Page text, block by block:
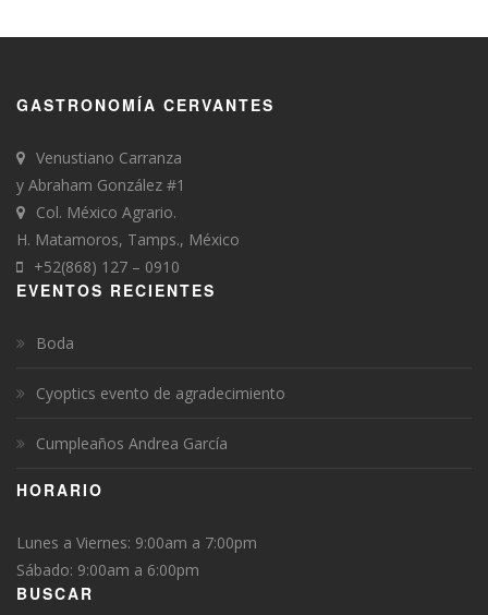
GASTRONOMÍA CERVANTES
Venustiano Carranza
y Abraham González #1
Col. México Agrario.
H. Matamoros, Tamps., México
+52(868) 127 – 0910
EVENTOS RECIENTES
Boda
Cyoptics evento de agradecimiento
Cumpleaños Andrea García
HORARIO
Lunes a Viernes: 9:00am a 7:00pm
Sábado: 9:00am a 6:00pm
BUSCAR